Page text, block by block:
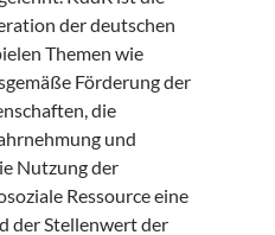
der deutschen
Themen wie
Förderung der
die
und
Nutzung der
Ressource eine
der Stellenwert der